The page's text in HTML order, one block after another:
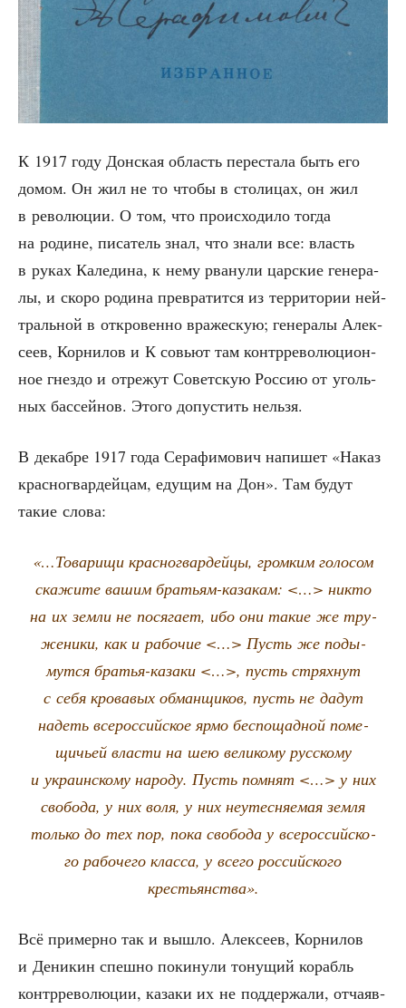
К 1917 году Дон­ская область пере­ста­ла быть его
домом. Он жил не то что­бы в сто­ли­цах, он жил
в рево­лю­ции. О том, что про­ис­хо­ди­ло тогда
на родине, писа­тель знал, что зна­ли все: власть
в руках Кале­ди­на, к нему рва­ну­ли цар­ские гене­ра­
лы, и ско­ро роди­на пре­вра­тит­ся из тер­ри­то­рии ней­
траль­ной в откро­вен­но вра­же­скую; гене­ра­лы Алек­
се­ев, Кор­ни­лов и К совьют там контр­ре­во­лю­ци­он­
ное гнез­до и отре­жут Совет­скую Рос­сию от уголь­
ных бас­сей­нов. Это­го допу­стить нельзя.
В декаб­ре 1917 года Сера­фи­мо­вич напи­шет «Наказ
крас­но­гвар­дей­цам, еду­щим на Дон». Там будут
такие слова:
«…Това­ри­щи крас­но­гвар­дей­цы, гром­ким голо­сом
ска­жи­те вашим бра­тьям-каза­кам: <…> никто
на их зем­ли не пося­га­ет, ибо они такие же тру­
же­ни­ки, как и рабо­чие <…> Пусть же поды­
мут­ся бра­тья-каза­ки <…>, пусть стрях­нут
с себя кро­ва­вых обман­щи­ков, пусть не дадут
надеть все­рос­сий­ское ярмо бес­по­щад­ной поме­
щи­чьей вла­сти на шею вели­ко­му рус­ско­му
и укра­ин­ско­му наро­ду. Пусть пом­нят <…> у них
сво­бо­да, у них воля, у них неутес­ня­е­мая зем­ля
толь­ко до тех пор, пока сво­бо­да у все­рос­сий­ско­
го рабо­че­го клас­са, у все­го рос­сий­ско­го
крестьянства».
Всё при­мер­но так и вышло. Алек­се­ев, Кор­ни­лов
и Дени­кин спеш­но поки­ну­ли тону­щий корабль
контр­ре­во­лю­ции, каза­ки их не под­дер­жа­ли, отча­яв­